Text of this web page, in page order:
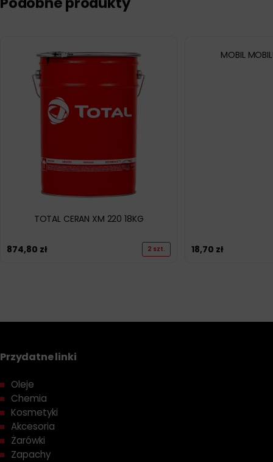
TOTAL CERAN XM 220 18KG
874,80 zł 2 szt.
MOBIL
18,70 zł
Przydatne linki
Oleje
Chemia
Kosmetyki
Akcesoria
Żarówki
Zapachy